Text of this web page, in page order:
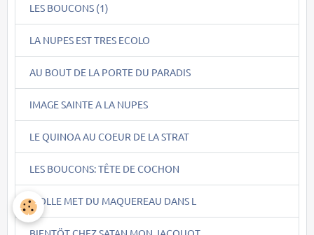
LES BOUCONS (1)
LA NUPES EST TRES ECOLO
AU BOUT DE LA PORTE DU PARADIS
IMAGE SAINTE A LA NUPES
LE QUINOA AU COEUR DE LA STRAT
LES BOUCONS: TÊTE DE COCHON
PIOLLE MET DU MAQUEREAU DANS L